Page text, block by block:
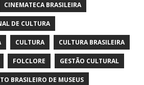
CINEMATECA BRASILEIRA
DE CULTURA
CULTURA CULTURA BRASILEIRA
FOLCLORE GESTÃO CULTURAL
BRASILEIRO DE MUSEUS